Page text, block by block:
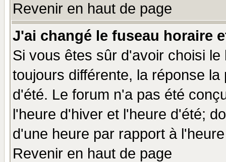
Revenir en haut de page
J'ai changé le fuseau horaire
Si vous êtes sûr d'avoir choisi
toujours différente, la réponse
d'été. Le forum n'a pas été
l'heure d'hiver et l'heure d'été;
d'une heure par rapport à
Revenir en haut de page